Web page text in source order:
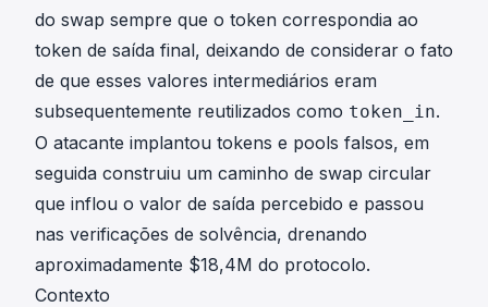
do swap sempre que o token correspondia ao
token de saída final, deixando de considerar o fato
de que esses valores intermediários eram
subsequentemente reutilizados como token_in.
O atacante implantou tokens e pools falsos, em
seguida construiu um caminho de swap circular
que inflou o valor de saída percebido e passou
nas verificações de solvência, drenando
aproximadamente $18,4M do protocolo.
Contexto